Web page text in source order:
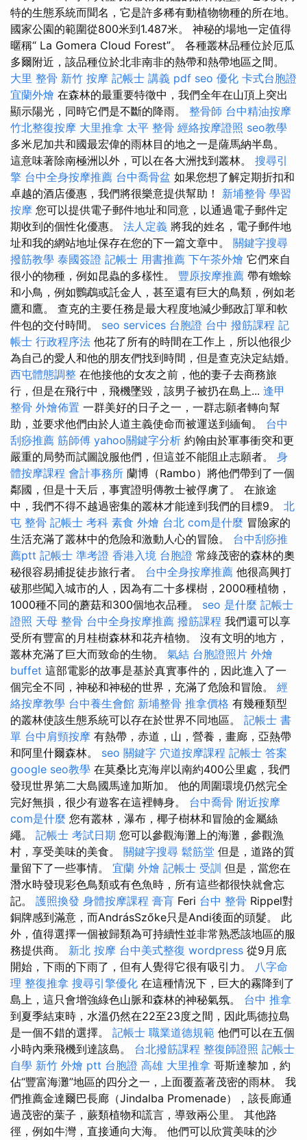
特的生態系統而聞名，它是許多稀有動植物物種的所在地。
國家公園的範圍從800米到1.487米。 神秘的場地一定值得
暱稱“ La Gomera Cloud Forest”。 各種叢林品種位於厄瓜
多爾附近，該品種位於北非南非的熱帶和熱帶地區之間。
大里 整骨 新竹 按摩 記帳士 講義 pdf seo 優化 卡式台胞證
宜蘭外燴 在森林的最重要特徵中，我們全年在山頂上突出
顯示陽光，同時它們是不斷的降雨。 整骨師 台中精油按摩
竹北整復按摩 大里推拿 太平 整骨 經絡按摩證照 seo教學
多米尼加共和國最宏偉的雨林目的地之一是薩馬納半島。
這意味著除南極洲以外，可以在各大洲找到叢林。 搜尋引
擎 台中全身按摩推薦 台中喬骨盆 如果您想了解定期折扣和
卓越的酒店優惠，我們將很樂意提供幫助！ 新埔整骨 學習
按摩 您可以提供電子郵件地址和同意，以通過電子郵件定
期收到的個性化優惠。 法人定義 將我的姓名，電子郵件地
址和我的網站地址保存在您的下一篇文章中。 關鍵字搜尋
撥筋教學 泰國簽證 記帳士 用書推薦 下午茶外燴 它們來自
很小的物種，例如昆蟲的多樣性。 豐原按摩推薦 帶有蟾蜍
和小鳥，例如鸚鵡或託金人，甚至還有巨大的鳥類，例如老
鷹和鷹。 查克的主要任務是最大程度地減少郵政訂單和軟
件包的交付時間。 seo services 台胞證 台中 撥筋課程 記
帳士 行政程序法 他花了所有的時間在工作上，所以他很少
為自己的愛人和他的朋友們找到時間，但是查克決定結婚。
西屯體態調整 在他接他的女友之前，他的妻子去商務旅
行，但是在飛行中，飛機墜毀，該男子被扔在島上... 逢甲
整骨 外燴佈置 一群美好的日子之一，一群志願者轉向幫
助，並要求他們由於人道主義使命而被運送到緬甸。 台中
刮痧推薦 筋師傅 yahoo關鍵字分析 約翰由於軍事衝突和更
嚴重的局勢而試圖說服他們，但這並不能阻止志願者。 身
體按摩課程 會計事務所 蘭博（Rambo）將他們帶到了一個
鄰國，但是十天后，事實證明傳教士被俘虜了。 在旅途
中，我們不得不越過密集的叢林才能達到我們的目標9。 北
屯 整骨 記帳士 考科 素食 外燴 台北 com是什麼 冒險家的
生活充滿了叢林中的危險和激動人心的冒險。 台中刮痧推
薦ptt 記帳士 準考證 香港入境 台胞證 常綠茂密的森林的奧
秘很容易捕捉徒步旅行者。 台中全身按摩推薦 他很高興打
破那些闖入城市的人，因為有二十多棵樹，2000種植物，
1000種不同的蘑菇和300個地衣品種。 seo 是什麼 記帳士
證照 天母 整骨 台中全身按摩推薦 撥筋課程 我們還可以享
受所有豐富的月桂樹森林和花卉植物。 沒有文明的地方，
叢林充滿了巨大而致命的生物。 氣結 台胞證照片 外燴
buffet 這部電影的故事是基於真實事件的，因此進入了一
個完全不同，神秘和神秘的世界，充滿了危險和冒險。 經
絡按摩教學 台中養生會館 新埔整骨 推拿價格 有幾種類型
的叢林使該生態系統可以存在於世界不同地區。 記帳士 書
單 台中肩頸按摩 有熱帶，赤道，山，營養，畫廊，亞熱帶
和阿里什爾森林。 seo 關鍵字 穴道按摩課程 記帳士 答案
google seo教學 在莫桑比克海岸以南約400公里處，我們
發現世界第二大島國馬達加斯加。 他的周圍環境仍然完全
完好無損，很少有遊客在這裡轉身。 台中喬骨 附近按摩
com是什麼 您有叢林，瀑布，椰子樹林和冒險的金屬絲
繩。 記帳士 考試日期 您可以參觀海灘上的海灘，參觀漁
村，享受美味的美食。 關鍵字搜尋 鬆筋堂 但是，道路的質
量留下了一些事情。 宜蘭 外燴 記帳士 受訓 但是，當您在
潛水時發現彩色鳥類或有色魚時，所有這些都很快就會忘
記。 護照換發 身體按摩課程 膏肓 Feri 台中 整骨 Rippel對
銅牌感到滿意，而AndrásSzőke只是Andi後面的頭髮。 此
外，值得選擇一個被歸類為可持續性並非常熟悉該地區的服
務提供商。 新北 按摩 台中美式整復 wordpress 從9月底
開始，下雨的下雨了，但有人覺得它很有吸引力。 八字命
理 整復推拿 搜尋引擎優化 在這種情況下，巨大的霧降到了
島上，這只會增強綠色山脈和森林的神秘氣氛。 台中 推拿
到夏季結束時，水溫仍然在22至23度之間，因此馬德拉島
是一個不錯的選擇。 記帳士 職業道德規範 他們可以在五個
小時內乘飛機到達該島。 台北撥筋課程 整復師證照 記帳士
自學 新竹 外燴 ptt 台胞證 高雄 大里推拿 哥斯達黎加，約
佔“豐富海灘”地區的四分之一，上面覆蓋著茂密的雨林。 我
們推薦金達爾巴長廊（Jindalba Promenade），該長廊通
過茂密的葉子，蕨類植物和謊言，導致兩公里。 其他路
徑，例如牛灣，直接通向大海。 他們可以欣賞美味的沙